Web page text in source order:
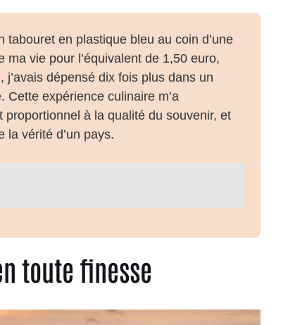
en plastique bleu au coin d’une
vie pour l’équivalent de 1,50 euro,
dépensé dix fois plus dans un
expérience culinaire m’a
à la qualité du souvenir, et
la vérité d’un pays.
toute finesse